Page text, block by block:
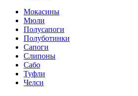
Мокасины
Мюли
Полусапоги
Полуботинки
Сапоги
Слипоны
Сабо
Туфли
Челси